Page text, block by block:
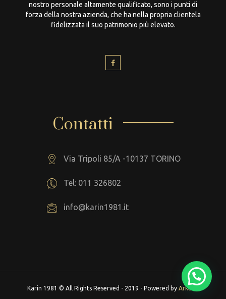
nostro personale altamente qualificato, sono i punti di
forza della nostra azienda, che ha nella propria clientela
fidelizzata il suo patrimonio più elevato.
Contatti
Via Tripoli 85/A -10137 TORINO
Tel: 011 326802
info@karin1981.it
Karin 1981 © All Rights Reserved - 2019 - Powered by Arkeba